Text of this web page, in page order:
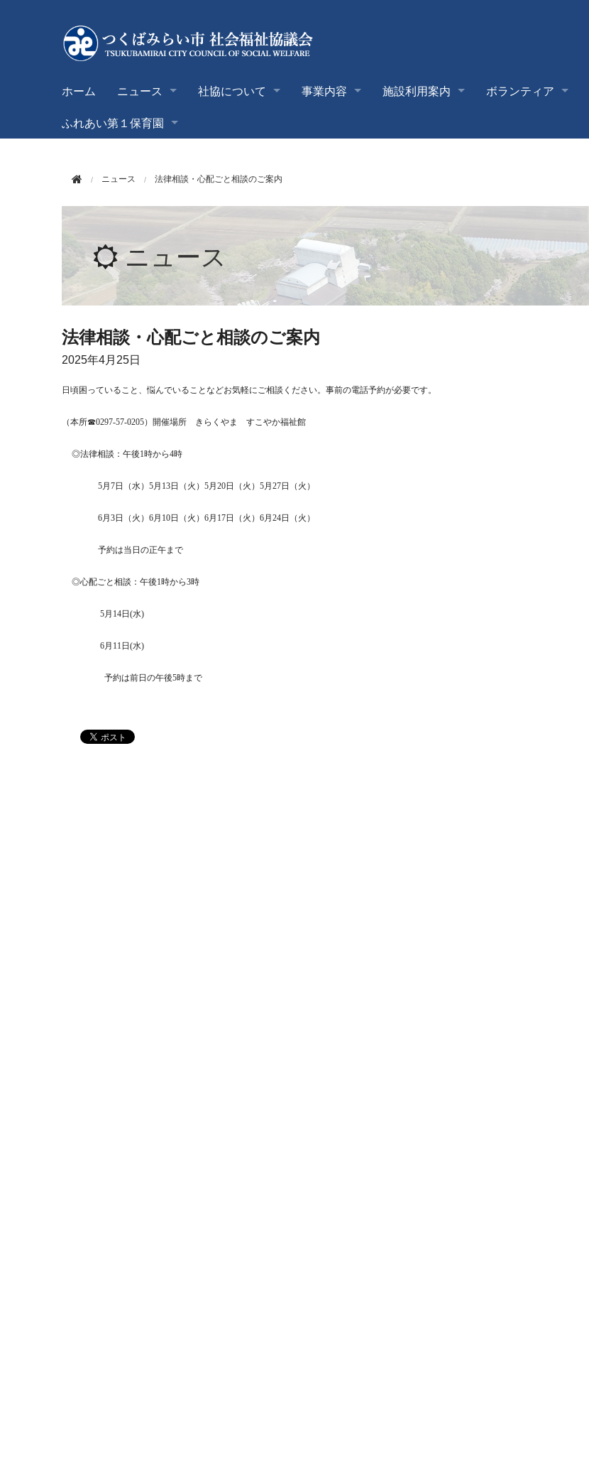
ホーム ニュース 社協について 事業内容 施設利用案内 ボランティア
ふれあい第１保育園
ニュース 法律相談・心配ごと相談のご案内
ニュース
法律相談・心配ごと相談のご案内
2025年4月25日
日頃困っていること、悩んでいることなどお気軽にご相談ください。事前の電話予約が必要です。
（本所☎0297-57-0205）開催場所 きらくやま すこやか福祉館
◎法律相談：午後1時から4時
5月 7日（水） 5月 13日（火） 5月 20日（火） 5月 27日（火）
6月 3日（火） 6月 10日（火） 6月 17日（火） 6月 24日（火）
予約は当日の正午まで
◎心配ごと相談：午後1時から3時
5月 14日 (水)
6月 11 日 (水)
予約は前日の午後5時まで